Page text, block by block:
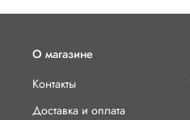
О магазине
Контакты
Доставка и оплата